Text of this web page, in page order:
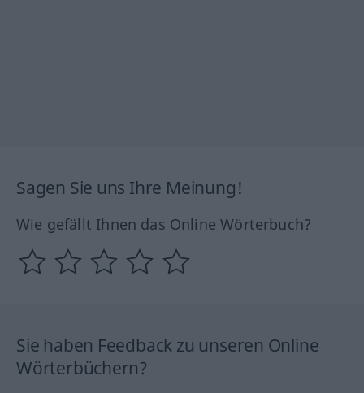
Sagen Sie uns Ihre Meinung!
Wie gefällt Ihnen das Online Wörterbuch?
Sie haben Feedback zu unseren Online
Wörterbüchern?